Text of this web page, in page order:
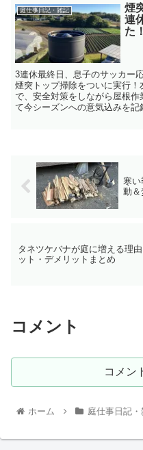
庭仕事日記・雑記
煙
連
た
3連休最終日、息子のサッカー
煙突トップ掃除をついに実行
で、安全対策をしながら屋根
て今シーズンへの意気込みを記
寒い
動＆
タネツケバナが庭に増える理
ット・デメリットまとめ
コメント
コメン
ホーム 庭仕事日記・